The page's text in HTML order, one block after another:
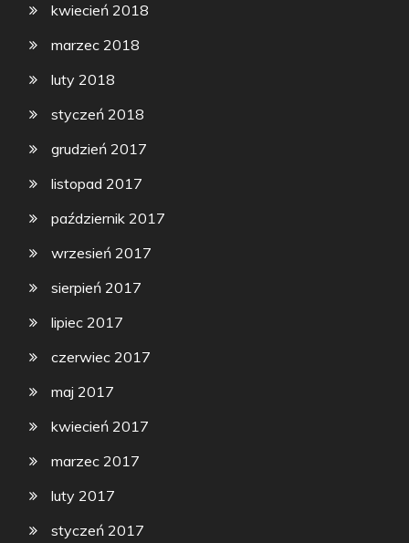
kwiecień 2018
marzec 2018
luty 2018
styczeń 2018
grudzień 2017
listopad 2017
październik 2017
wrzesień 2017
sierpień 2017
lipiec 2017
czerwiec 2017
maj 2017
kwiecień 2017
marzec 2017
luty 2017
styczeń 2017